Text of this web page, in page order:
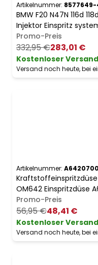
Artikelnummer: 8577649-
BMW F20 N47N 116d
Injektor Einspritz
Promo-Preis
332,95 €283,01 €
Kostenloser Versand
Versand noch heute, bei
Artikelnummer:
Kraftstoffeinspritzdüse
OM642 Einspritzdüse
Promo-Preis
56,95 €48,41 €
Kostenloser Versand
Versand noch heute, bei